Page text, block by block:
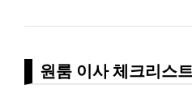
원룸 이사 체크리스